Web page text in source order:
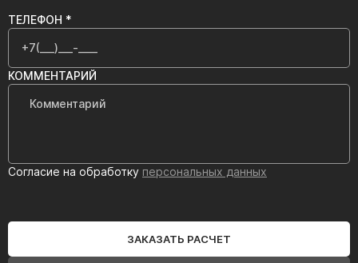
ТЕЛЕФОН *
КОММЕНТАРИЙ
Согласие на обработку персональных данных
ЗАКАЗАТЬ РАСЧЕТ